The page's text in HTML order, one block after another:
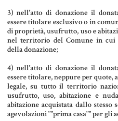
CODICE CIVILE
LE PAROLE DIFFICILI DEL
RISORSE GIURIDICHE
SISTEMA GIURIDICO ITALIANO
USUFRUTTO
3) nell'atto di donazione il
essere titolare esclusivo o in
di proprietà, usufrutto, uso e
nel territorio del Comune in cui
della donazione;
4) nell'atto di donazione il
essere titolare, neppure per quote,
legale, su tutto il territorio
usufrutto, uso, abitazione e
abitazione acquistata dallo stesso
agevolazioni ""prima casa"" per gli